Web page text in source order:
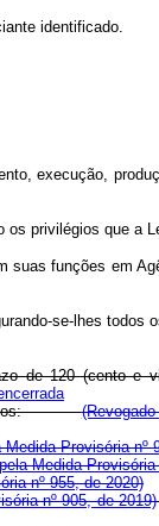
identificado.
execução,
privilégios que a
funções em
se-lhes
de 120 (cento
Medida Provisória nº
Medida
nº 955, de 2020)
nº 905, de 2019)